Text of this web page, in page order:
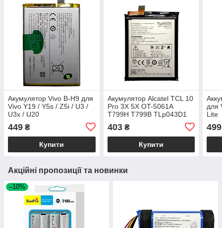
Акумулятор Vivo B-H9 для
Vivo Y19 / Y5s / Z5i / U3 /
U3x / U20
449 ₴
Купити
Акумулятор Alcatel TCL 10
Pro 3X 5X OT-5061A
T799H T799B TLp043D1
403₴
Купити
для
Lite
499
Акційні пропозиції та новинки
–10%